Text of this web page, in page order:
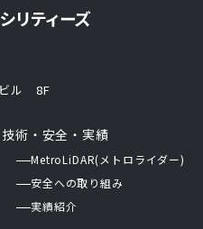
ル 8F
技術・安全・実績
MetroLiDAR(メトロライダー)
安全への取り組み
実績紹介